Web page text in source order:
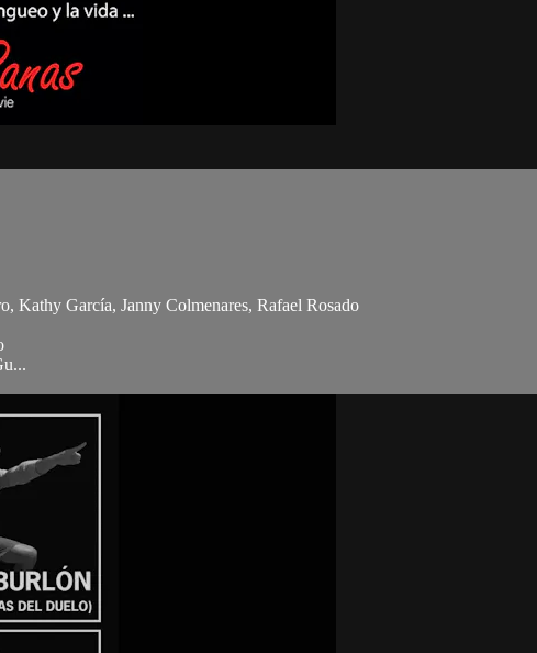
Kathy García, Janny Colmenares, Rafael Rosado